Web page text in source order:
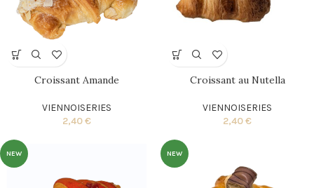
Croissant Amande
VIENNOISERIES
2,40€
Croissant au Nutella
VIENNOISERIES
2,40€
NEW NEW